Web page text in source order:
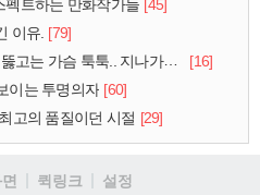
펙트하는 만화작가들 [45]
이유. [79]
슴 툭툭.. 지나가던 아재의 정체
[16]
이는 투명의자 [60]
고의 품질이던 시절 [29]
퀵링크
설정